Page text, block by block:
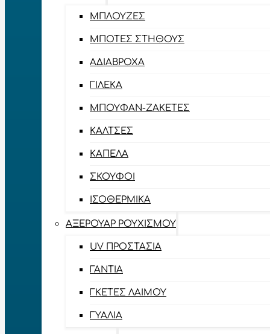
ΜΠΛΟΎΖΕΣ
ΜΠΌΤΕΣ ΣΤΉΘΟΥΣ
ΑΔΙΆΒΡΟΧΑ
ΓΙΛΈΚΑ
ΜΠΟΥΦΆΝ-ΖΑΚΈΤΕΣ
ΚΆΛΤΣΕΣ
ΚΑΠΈΛΑ
ΣΚΟΎΦΟΙ
ΙΣΟΘΕΡΜΙΚΆ
ΑΞΕΡΟΥΆΡ ΡΟΥΧΙΣΜΟΎ
UV ΠΡΟΣΤΑΣΊΑ
ΓΆΝΤΙΑ
ΓΚΈΤΕΣ ΛΑΊΜΟΥ
ΓΥΑΛΙΆ